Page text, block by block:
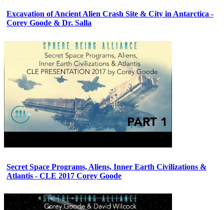
Excavation of Ancient Alien Crash Site & City in Antarctica -
Corey Goode & Dr. Salla
Secret Space Programs, Aliens, Inner Earth Civilizations &
Atlantis - CLE 2017 Corey Goode